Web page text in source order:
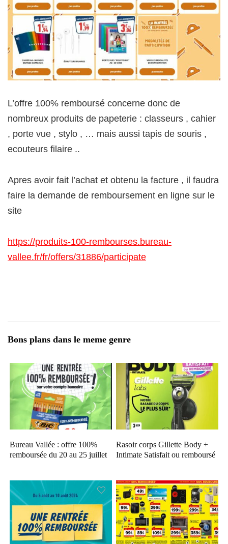
L’offre 100% remboursé concerne donc de
nombreux produits de papeterie : classeurs , cahier
, porte vue , stylo , … mais aussi tapis de souris ,
ecouteurs filaire ..
Apres avoir fait l’achat et obtenu la facture , il faudra
faire la demande de remboursement en ligne sur le
site
https://produits-100-rembourses.bureau-
vallee.fr/fr/offers/31886/participate
Bons plans dans le meme genre
Bureau Vallée : offre 100%
remboursée du 20 au 25 juillet
Rasoir corps Gillette Body +
Intimate Satisfait ou remboursé